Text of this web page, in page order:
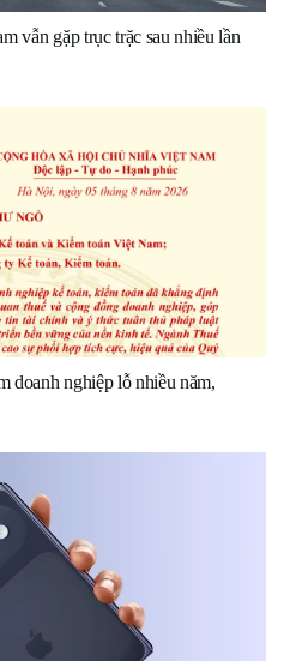
vẫn gặp trục trặc sau nhiều lần
doanh nghiệp lỗ nhiều năm,